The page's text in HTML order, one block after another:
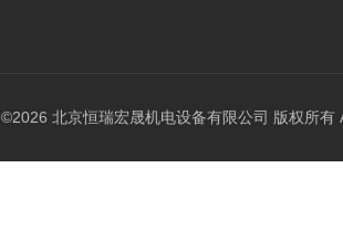
©2026 北京恒瑞宏晟机电设备有限公司 版权所有